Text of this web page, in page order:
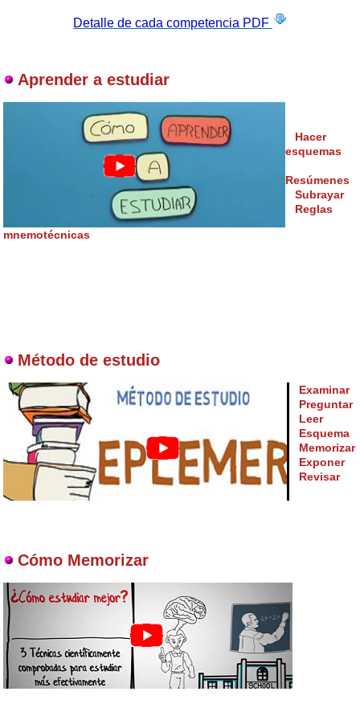
Detalle de cada competencia PDF
Aprender a estudiar
Hacer
esquemas
Resúmenes
Subrayar
Reglas
mnemotécnicas
Método de estudio
Examinar
Preguntar
Leer
Esquema
Memorizar
Exponer
Revisar
Cómo Memorizar